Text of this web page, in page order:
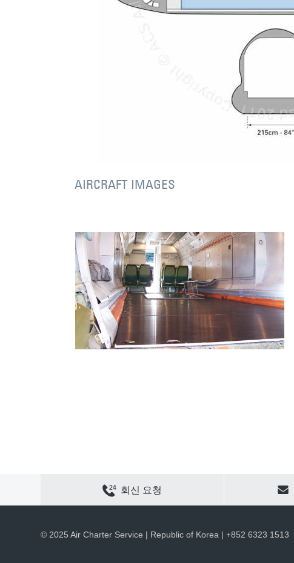
AIRCRAFT IMAGES
회신 요청
사이트 맵
ACS 웹 사이트
© 2025 Air Charter Service | Republic of Korea | +852 6323 1513